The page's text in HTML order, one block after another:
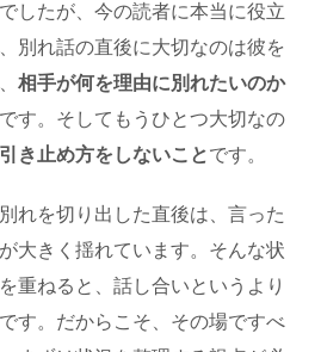
したが、今の読者に本当に役立
別れ話の直後に大切なのは彼を
相手が何を理由に別れたいのか
です。そしてもうひとつ大切なの
き止め方をしないことです。
れを切り出した直後は、言った
大きく揺れています。そんな状
重ねると、話し合いというより
す。だからこそ、その場ですべ